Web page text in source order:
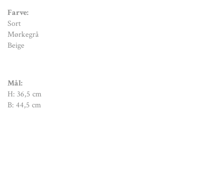
Farve:
Sort
Mørkegrå
Beige
Mål:
H: 36,5 cm
B: 44,5 cm